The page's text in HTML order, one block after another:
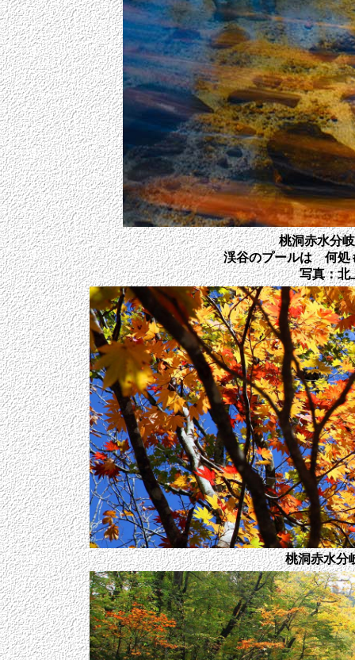
桃洞赤水分
渓谷のプールは 何処
写真：
桃洞赤水分